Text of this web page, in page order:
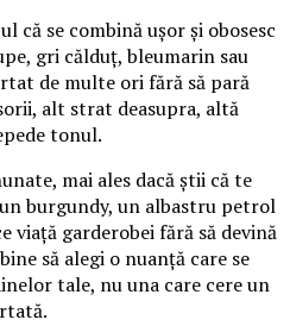
că se combină ușor și obosesc
gri călduț, bleumarin sau
de multe ori fără să pară
alt strat deasupra, altă
tonul.
mai ales dacă știi că te
burgundy, un albastru petrol
viață garderobei fără să devină
să alegi o nuanță care se
tale, nu una care cere un